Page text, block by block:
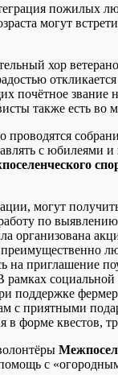
могут
хор
звание
также есть во
проводятся
с
могут
по
на приглашение
поддержке
приятными
в форме
с